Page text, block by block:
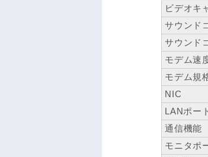
ビデオキ
サウンド
サウンド
モデム速
モデム規
NIC
LANポー
通信機能
モニタポ